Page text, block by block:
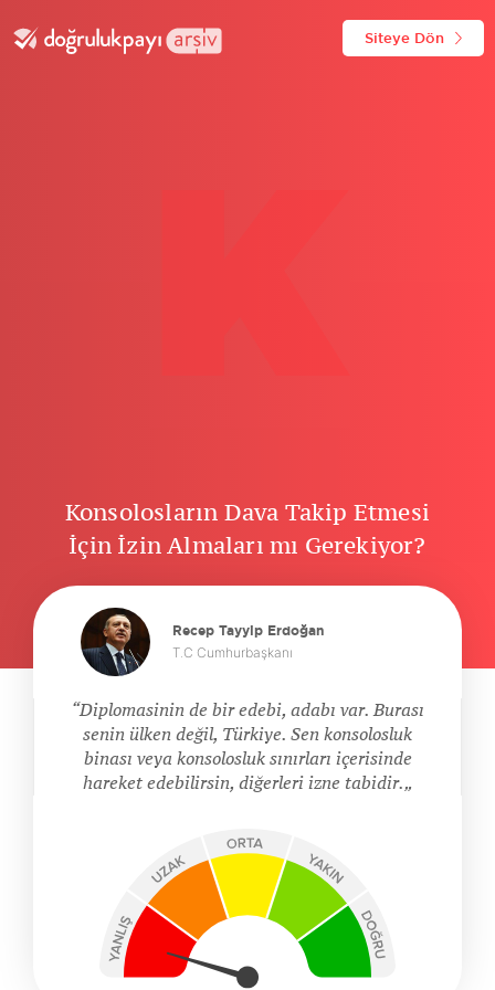
Siteye Dön
Konsolosların Dava Takip Etmesi
İçin İzin Almaları mı Gerekiyor?
Recep Tayyip Erdoğan
T.C Cumhurbaşkanı
Diplomasinin de bir edebi, adabı var. Burası
senin ülken değil, Türkiye. Sen konsolosluk
binası veya konsolosluk sınırları içerisinde
hareket edebilirsin, diğerleri izne tabidir.